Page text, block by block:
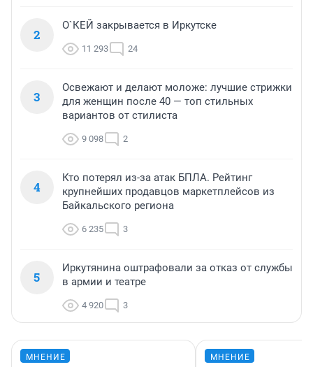
2
О`КЕЙ закрывается в Иркутске
11 293 24
3
Освежают и делают моложе: лучшие стрижки
для женщин после 40 — топ стильных
вариантов от стилиста
9 098 2
4
Кто потерял из-за атак БПЛА. Рейтинг
крупнейших продавцов маркетплейсов из
Байкальского региона
6 235 3
5
Иркутянина оштрафовали за отказ от службы
в армии и театре
4 920 3
МНЕНИЕ МНЕНИЕ